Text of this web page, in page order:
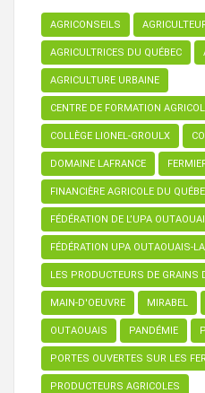
AGRICONSEILS
AGRICULTRICES DU QUÉBEC
AGRICULTURE URBAINE
CENTRE DE FORMATION
COLLÈGE LIONEL-GROULX
DOMAINE LAFRANCE
FINANCIÈRE AGRICOLE DU
FÉDÉRATION DE L’UPA
FÉDÉRATION UPA OUTAOUAIS-
LES PRODUCTEURS DE GRAINS
MAIN-D'OEUVRE MIRABEL
OUTAOUAIS PANDÉMIE
PORTES OUVERTES SUR LES
PRODUCTEURS AGRICOLES